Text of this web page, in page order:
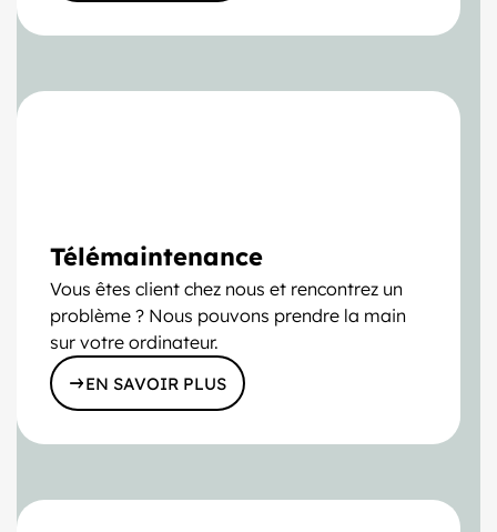
Télémaintenance
Vous êtes client chez nous et rencontrez un
problème ? Nous pouvons prendre la main
sur votre ordinateur.
EN SAVOIR PLUS